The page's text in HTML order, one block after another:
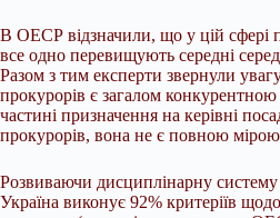
В ОЕСР відзначили, що у цій сфері
все одно перевищують середні серед
Разом з тим експерти звернули
прокурорів є загалом
частині призначення на керівні
прокурорів, вона не є повною
Розвиваючи дисциплінарну
Україна виконує 92% критеріїв